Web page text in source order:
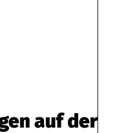
auf der